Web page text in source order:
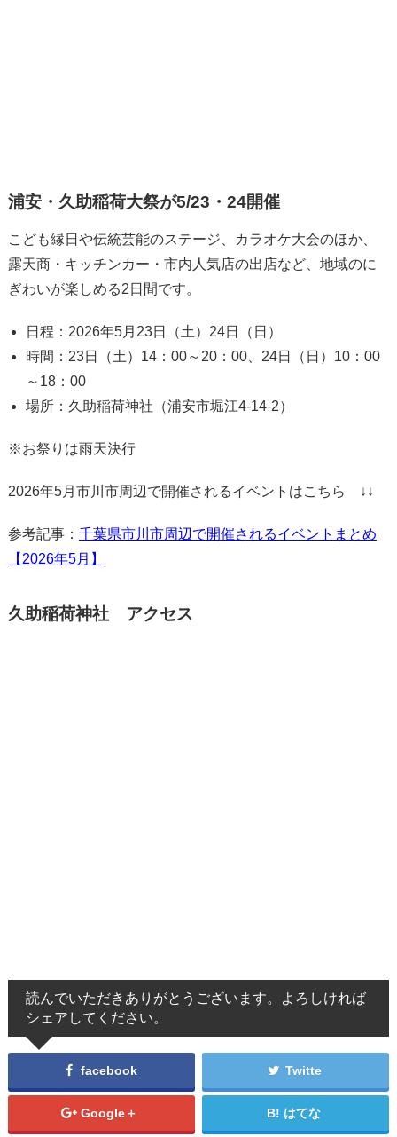
浦安・久助稲荷大祭が5/23・24開催
こども縁日や伝統芸能のステージ、カラオケ大会のほか、
露天商・キッチンカー・市内人気店の出店など、地域のに
ぎわいが楽しめる2日間です。
日程：2026年5月23日（土）24日（日）
時間：23日（土）14：00～20：00、24日（日）10：00
～18：00
場所：久助稲荷神社（浦安市堀江4-14-2）
※お祭りは雨天決行
2026年5月市川市周辺で開催されるイベントはこちら ↓↓
参考記事： 千葉県市川市周辺で開催されるイベントまとめ
【2026年5月】
久助稲荷神社 アクセス
読んでいただきありがとうございます。よろしければ
シェアしてください。
facebook Twitte
Google＋ はてな